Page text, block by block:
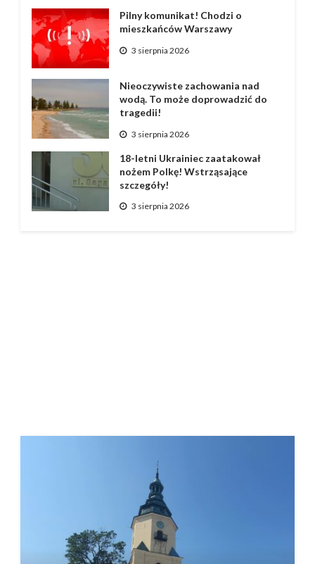
Pilny komunikat! Chodzi o
mieszkańców Warszawy
3 sierpnia 2026
Nieoczywiste zachowania nad
wodą. To może doprowadzić do
tragedii!
3 sierpnia 2026
18-letni Ukrainiec zaatakował
nożem Polkę! Wstrząsające
szczegóły!
3 sierpnia 2026